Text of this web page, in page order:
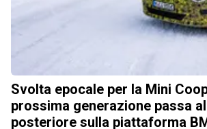
Svolta epocale per la Mini
prossima generazione passa
posteriore sulla piattaforma